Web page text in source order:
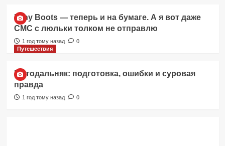
Itchy Boots — теперь и на бумаге. А я вот даже
СМС с люльки толком не отправлю
1 год тому назад
0
Путешествия
Мотодальняк: подготовка, ошибки и суровая
правда
1 год тому назад 0